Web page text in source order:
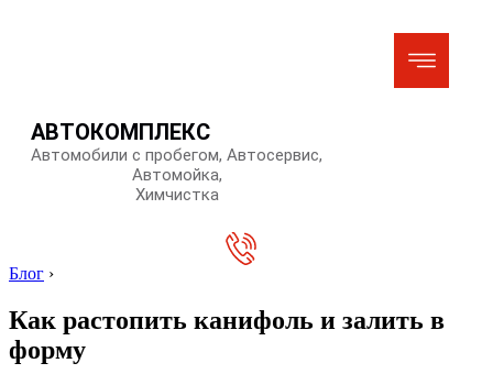
АВТОКОМПЛЕКС
Автомобили с пробегом, Автосервис,
Автомойка,
Химчистка
Блог ›
Как растопить канифоль и залить в
форму